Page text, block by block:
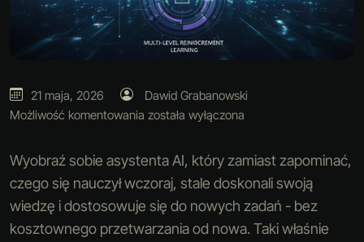
21 maja, 2026
Dawid Grabanowski
Możliwość komentowania została wyłączona
Wyobraź sobie asystenta AI, który zamiast zapominać,
czego się nauczył wczoraj, stale doskonali swoją
wiedzę i dostosowuje się do nowych zadań - bez
kosztownego przetwarzania od nowa. Taki właśnie